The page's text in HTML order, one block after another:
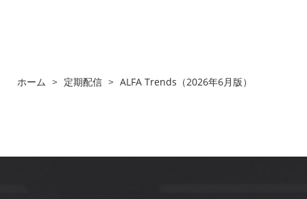
ホーム > 定期配信 > ALFA Trends（2026年6月版）